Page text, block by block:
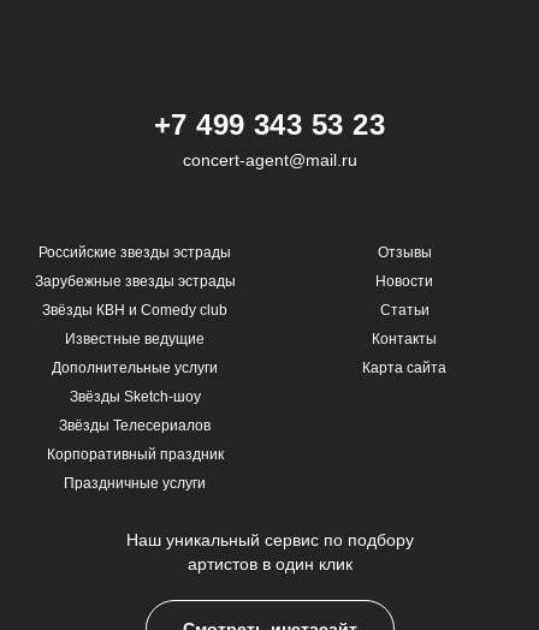
+7 499 343 53 23
concert-agent@mail.ru
Российские звезды эстрады
Зарубежные звезды эстрады
Звёзды КВН и Comedy club
Известные ведущие
Дополнительные услуги
Звёзды Sketch-шоу
Звёзды Телесериалов
Корпоративный праздник
Праздничные услуги
Отзывы
Новости
Статьи
Контакты
Карта сайта
Наш уникальный сервис по подбору
артистов в один клик